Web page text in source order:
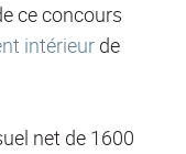
ce concours
intérieur de
net de 1600